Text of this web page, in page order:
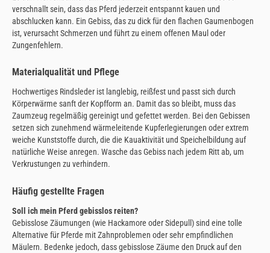
verschnallt sein, dass das Pferd jederzeit entspannt kauen und
abschlucken kann. Ein Gebiss, das zu dick für den flachen Gaumenbogen
ist, verursacht Schmerzen und führt zu einem offenen Maul oder
Zungenfehlern.
Materialqualität und Pflege
Hochwertiges Rindsleder ist langlebig, reißfest und passt sich durch
Körperwärme sanft der Kopfform an. Damit das so bleibt, muss das
Zaumzeug regelmäßig gereinigt und gefettet werden. Bei den Gebissen
setzen sich zunehmend wärmeleitende Kupferlegierungen oder extrem
weiche Kunststoffe durch, die die Kauaktivität und Speichelbildung auf
natürliche Weise anregen. Wasche das Gebiss nach jedem Ritt ab, um
Verkrustungen zu verhindern.
Häufig gestellte Fragen
Soll ich mein Pferd gebisslos reiten?
Gebisslose Zäumungen (wie Hackamore oder Sidepull) sind eine tolle
Alternative für Pferde mit Zahnproblemen oder sehr empfindlichen
Mäulern. Bedenke jedoch, dass gebisslose Zäume den Druck auf den